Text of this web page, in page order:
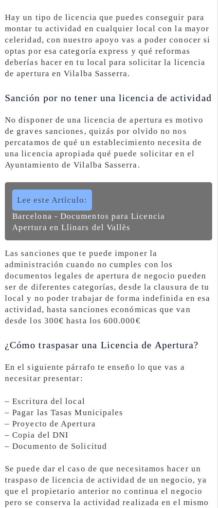
Hay un tipo de licencia que puedes conseguir para
montar tu actividad en cualquier local con la mayor
celeridad, con nuestro apoyo vas a poder conocer si
optas por esa categoría express y qué reformas
deberías hacer en tu local para solicitar la licencia
de apertura en Vilalba Sasserra.
Sanción por no tener una licencia de actividad
No disponer de una licencia de apertura es motivo
de graves sanciones, quizás por olvido no nos
percatamos de qué un establecimiento necesita de
una licencia apropiada qué puede solicitar en el
Ayuntamiento de Vilalba Sasserra.
Lee este Artículo:
Barcelona - Documentos para Licencia
Apertura en Llinars del Vallès
Las sanciones que te puede imponer la
administración cuando no cumples con los
documentos legales de apertura de negocio pueden
ser de diferentes categorías, desde la clausura de tu
local y no poder trabajar de forma indefinida en esa
actividad, hasta sanciones económicas que van
desde los 300€ hasta los 600.000€
¿Cómo traspasar una Licencia de Apertura?
En el siguiente párrafo te enseño lo que vas a
necesitar presentar:
– Escritura del local
– Pagar las Tasas Municipales
– Proyecto de Apertura
– Copia del DNI
– Documento de Solicitud
Se puede dar el caso de que necesitamos hacer un
traspaso de licencia de actividad de un negocio, ya
que el propietario anterior no continua el negocio
pero se conserva la actividad realizada en el mismo